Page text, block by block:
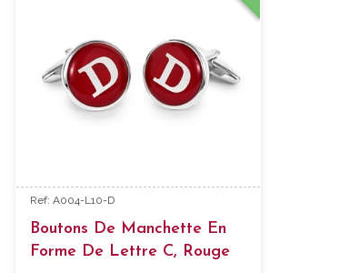
Ref: A004-L10-D
Boutons De Manchette En
Forme De Lettre C, Rouge